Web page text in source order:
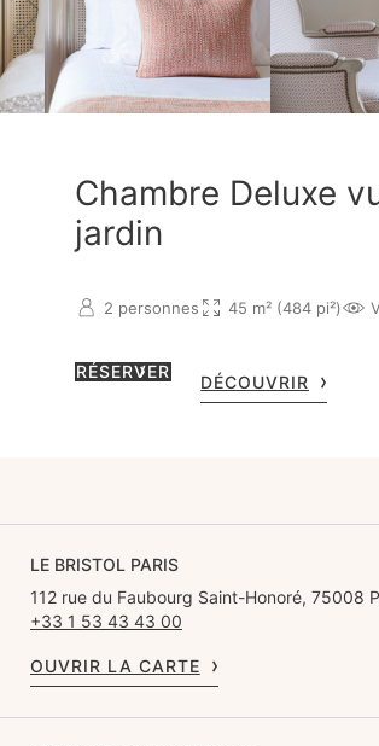
Chambre Deluxe
jardin
2 personnes 45 m² (484 pi²)
RÉSERVER
DÉCOUVRIR
LE BRISTOL PARIS
112 rue du Faubourg Saint-Honoré, 75008
+33 1 53 43 43 00
OUVRIR LA CARTE